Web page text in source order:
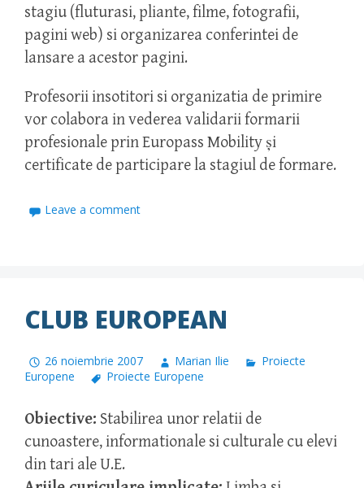
stagiu (fluturasi, pliante, filme, fotografii,
pagini web) si organizarea conferintei de
lansare a acestor pagini.
Profesorii insotitori si organizatia de primire
vor colabora in vederea validarii formarii
profesionale prin Europass Mobility şi
certificate de participare la stagiul de formare.
Leave a comment
CLUB EUROPEAN
26 noiembrie 2007 Marian Ilie
Proiecte
Europene
Proiecte Europene
Obiective: Stabilirea unor relatii de
cunoastere, informationale si culturale cu elevi
din tari ale U.E.